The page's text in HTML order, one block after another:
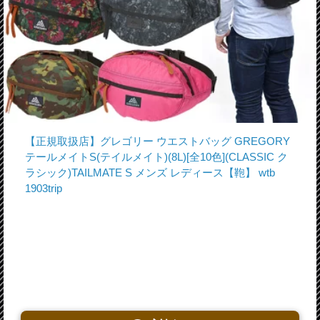
【正規取扱店】グレゴリー ウエストバッグ GREGORY
テールメイトS(テイルメイト)(8L)[全10色](CLASSIC ク
ラシック)TAILMATE S メンズ レディース【鞄】 wtb
1903trip